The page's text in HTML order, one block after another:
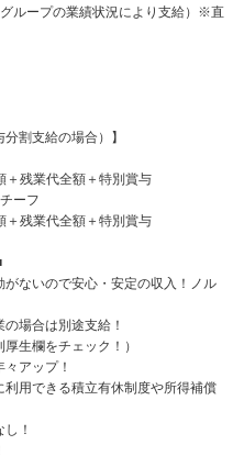
ループの業績状況により支給）※直
割支給の場合）】
＋残業代全額＋特別賞与
ーフ
＋残業代全額＋特別賞与
ないので安心・安定の収入！ノル
場合は別途支給！
生欄をチェック！）
アップ！
用できる積立有休制度や所得補償
！